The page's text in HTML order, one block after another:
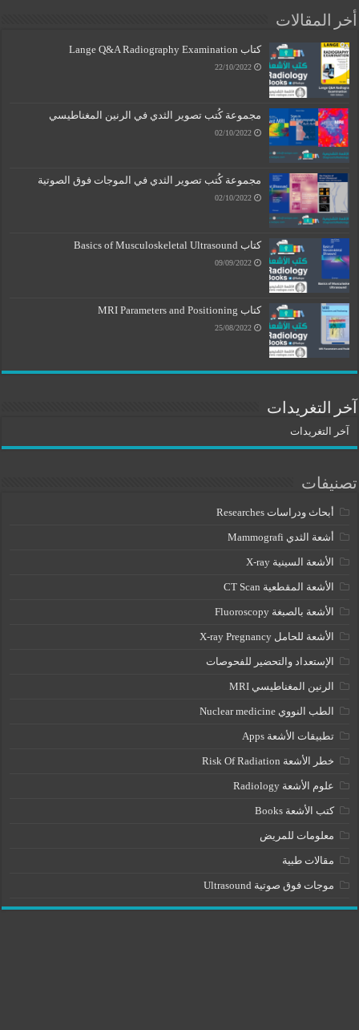
أخر المقالات
كتاب Lange Q&A Radiography Examination
22/10/2022
مجموعة كُتب تصوير الثدي في الرنين المغناطيسي
02/10/2022
مجموعة كُتب تصوير الثدي في الموجات فوق الصوتية
02/10/2022
كتاب Basics of Musculoskeletal Ultrasound
09/09/2022
كتاب MRI Parameters and Positioning
25/08/2022
آخر التغريدات
آخر التغريدات
تصنيفات
أبحاث ودراسات Researches
أشعة الثدي Mammografi
الأشعة السينية X-ray
الأشعة المقطعية CT Scan
الأشعة بالصبغة Fluoroscopy
الأشعة للحامل X-ray Pregnancy
الإستعداد والتحضير للفحوصات
الرنين المغناطيسي MRI
الطب النووي Nuclear medicine
تطبيقات الأشعة Apps
خطر الأشعة Risk Of Radiation
علوم الأشعة Radiology
كتب الأشعة Books
معلومات للمريض
مقالات طبية
موجات فوق صوتية Ultrasound